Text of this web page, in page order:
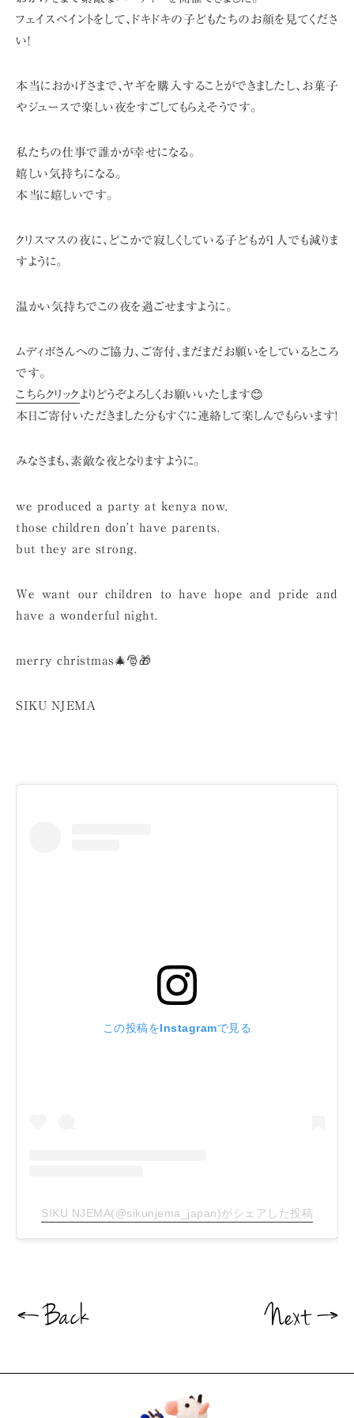
フェイスペイントをして、ドキドキの子どもたちのお顔を見てくださ
い!
本当におかげさまで、ヤギを購入することができましたし、お菓子
やジュースで楽しい夜をすごしてもらえそうです。
私たちの仕事で誰かが幸せになる。
嬉しい気持ちになる。
本当に嬉しいです。
クリスマスの夜に、どこかで寂しくしている子どもが1人でも減りま
すように。
温かい気持ちでこの夜を過ごせますように。
ムディボさんへのご協力、ご寄付、まだまだお願いをしているところ
です。
こちらクリック よりどうぞよろしくお願いいたします😊
本日ご寄付いただきました分もすぐに連絡して楽しんでもらいます!
みなさまも、素敵な夜となりますように。
we produced a party at kenya now.
those children don’t have parents.
but they are strong.
We want our children to have hope and pride and
have a wonderful night.
merry christmas🎄🎅🎁
SIKU NJEMA
この投稿をInstagramで見る
SIKU NJEMA(@sikunjema_japan)がシェアした投稿